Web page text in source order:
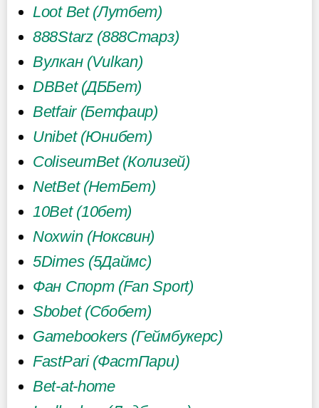
Loot Bet (Лутбет)
888Starz (888Старз)
Вулкан (Vulkan)
DBBet (ДББет)
Betfair (Бетфаир)
Unibet (Юнибет)
ColiseumBet (Колизей)
NetBet (НетБет)
10Bet (10бет)
Noxwin (Ноксвин)
5Dimes (5Даймс)
Фан Спорт (Fan Sport)
Sbobet (Сбобет)
Gamebookers (Геймбукерс)
FastPari (ФастПари)
Bet-at-home